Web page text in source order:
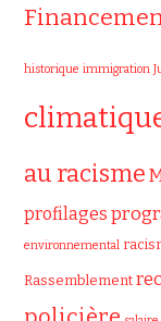
historique immigration
au racisme
profilages
environnemental
Rassemblement